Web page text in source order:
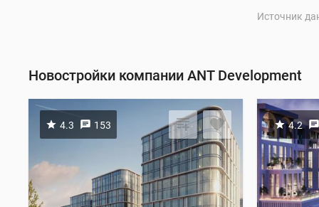
Источник
Новостройки компании ANT Development
4.3 153 4.2